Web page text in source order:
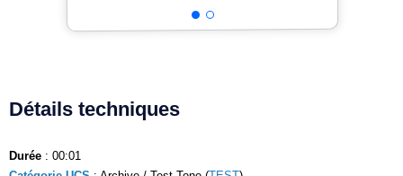
Détails techniques
Durée : 00:01